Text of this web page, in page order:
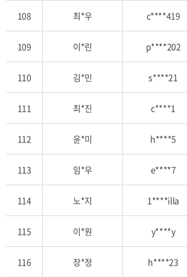
108 최*우 c****419
109 이*린 p****202
110 김*민 s****21
111 최*진 c****1
112 윤*미 h****5
113 임*우 e****7
114 노*지 1****illa
115 이*원 y****y
116 장*정 h****23